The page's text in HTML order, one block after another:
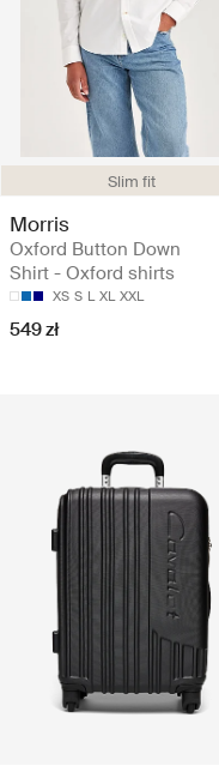
Slim fit
Morris
Oxford Button Down
Shirt - Oxford shirts
XS S L XL XXL
549 zł